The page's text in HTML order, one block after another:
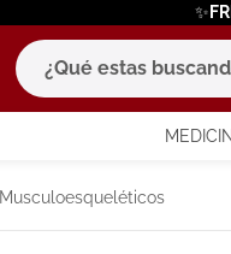
¿Qué estas buscando?
Musculoesqueléticos
términos
1. eucerin